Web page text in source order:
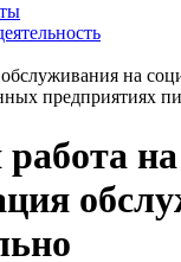
на
предприятиях